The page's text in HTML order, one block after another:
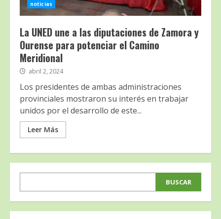
noticias
La UNED une a las diputaciones de Zamora y
Ourense para potenciar el Camino
Meridional
abril 2, 2024
Los presidentes de ambas administraciones
provinciales mostraron su interés en trabajar
unidos por el desarrollo de este...
Leer Más
BUSCAR BUSCAR